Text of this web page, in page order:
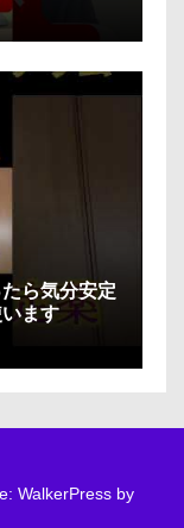
ら気分安定
ます
WalkerPress by